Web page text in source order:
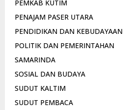
PEMKAB KUTIM
PENAJAM PASER UTARA
PENDIDIKAN DAN KEBUDAYAAN
POLITIK DAN PEMERINTAHAN
SAMARINDA
SOSIAL DAN BUDAYA
SUDUT KALTIM
SUDUT PEMBACA